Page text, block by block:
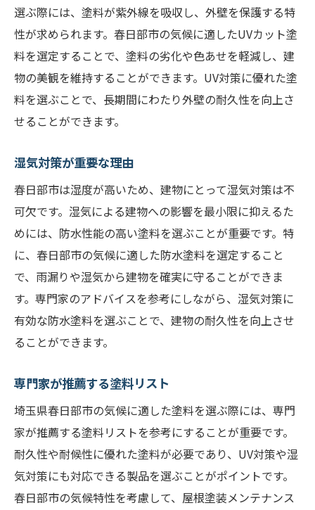
選ぶ際には、塗料が紫外線を吸収し、外壁を保護する特
性が求められます。春日部市の気候に適したUVカット塗
料を選定することで、塗料の劣化や色あせを軽減し、建
物の美観を維持することができます。UV対策に優れた塗
料を選ぶことで、長期間にわたり外壁の耐久性を向上さ
せることができます。
湿気対策が重要な理由
春日部市は湿度が高いため、建物にとって湿気対策は不
可欠です。湿気による建物への影響を最小限に抑えるた
めには、防水性能の高い塗料を選ぶことが重要です。特
に、春日部市の気候に適した防水塗料を選定すること
で、雨漏りや湿気から建物を確実に守ることができま
す。専門家のアドバイスを参考にしながら、湿気対策に
有効な防水塗料を選ぶことで、建物の耐久性を向上させ
ることができます。
専門家が推薦する塗料リスト
埼玉県春日部市の気候に適した塗料を選ぶ際には、専門
家が推薦する塗料リストを参考にすることが重要です。
耐久性や耐候性に優れた塗料が必要であり、UV対策や湿
気対策にも対応できる製品を選ぶことがポイントです。
春日部市の気候特性を考慮して、屋根塗装メンテナンス